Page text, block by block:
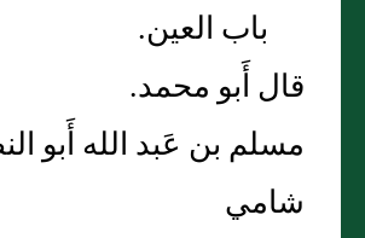
باب العين.
قال أَبو محمد.
مسلم بن عَبد الله أَبو
شامي